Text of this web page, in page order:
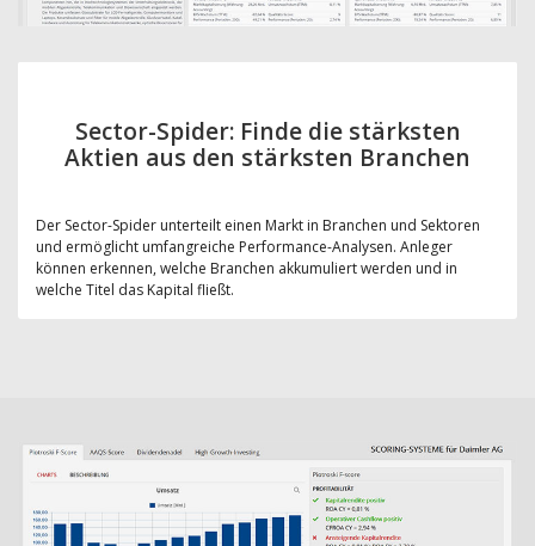
Sector-Spider: Finde die stärksten
Aktien aus den stärksten Branchen
Der Sector-Spider unterteilt einen Markt in Branchen und Sektoren
und ermöglicht umfangreiche Performance-Analysen. Anleger
können erkennen, welche Branchen akkumuliert werden und in
welche Titel das Kapital fließt.